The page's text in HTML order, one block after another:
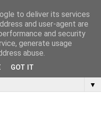
▼
to deliver its services
and user-agent are
and security
generate usage
abuse.
GOT IT